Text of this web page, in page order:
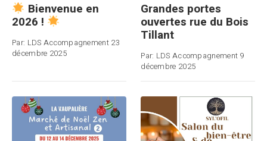
Bienvenue en
2026 !
Par: LDS Accompagnement 23
décembre 2025
Grandes portes
ouvertes rue du Bois
Tillant
Par: LDS Accompagnement 9
décembre 2025